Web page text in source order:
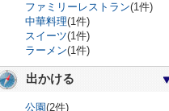
ファミリーレストラン(1件)
中華料理(1件)
スイーツ(1件)
ラーメン(1件)
出かける
公園(2件)